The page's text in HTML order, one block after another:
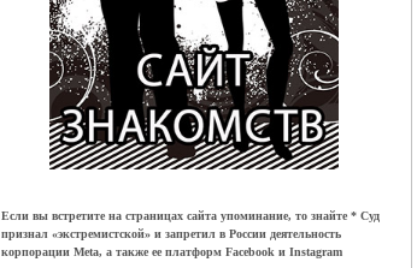
Если вы встретите на страницах сайта упоминание, то знайте * Суд
признал «экстремистской» и запретил в России деятельность
корпорации Meta, а также ее платформ Facebook и Instagram